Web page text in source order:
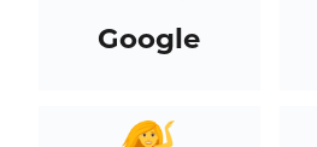
Google